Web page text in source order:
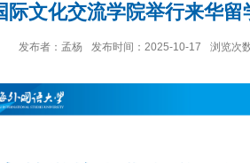
际文化交流学院举行来华
发布者：孟杨 发布时间：2025-10-17 浏览次